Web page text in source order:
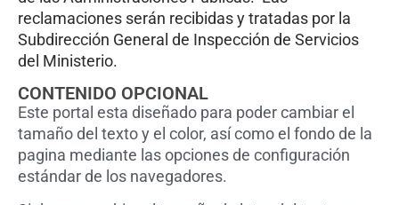
reclamaciones serán recibidas y tratadas por la
Subdirección General de Inspección de Servicios
del Ministerio.
CONTENIDO OPCIONAL
Este portal esta diseñado para poder cambiar el
tamaño del texto y el color, así como el fondo de la
pagina mediante las opciones de configuración
estándar de los navegadores.